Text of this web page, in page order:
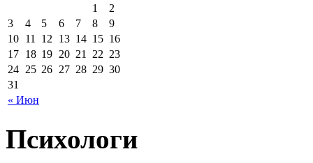
« Июн
1
2
3
4 5 6 7 8
9
10 11 12 13 14 15 16
17 18 19 20 21 22 23
24 25 26 27 28 29 30
31
Психологи